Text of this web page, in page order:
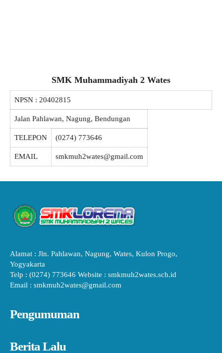
SMK Muhammadiyah 2 Wates
NPSN : 20402815
Jalan Pahlawan, Nagung, Bendungan
TELEPON (0274) 773646
EMAIL smkmuh2wates@gmail.com
Alamat : Jln. Pahlawan, Nagung, Wates, Kulon Progo,
Yogyakarta
Telp : (0274) 773646 Website : smkmuh2wates.sch.id
Email : smkmuh2wates@gmail.com
Pengumuman
Berita Lalu